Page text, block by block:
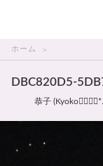
ホーム
DBC820D5-
恭子